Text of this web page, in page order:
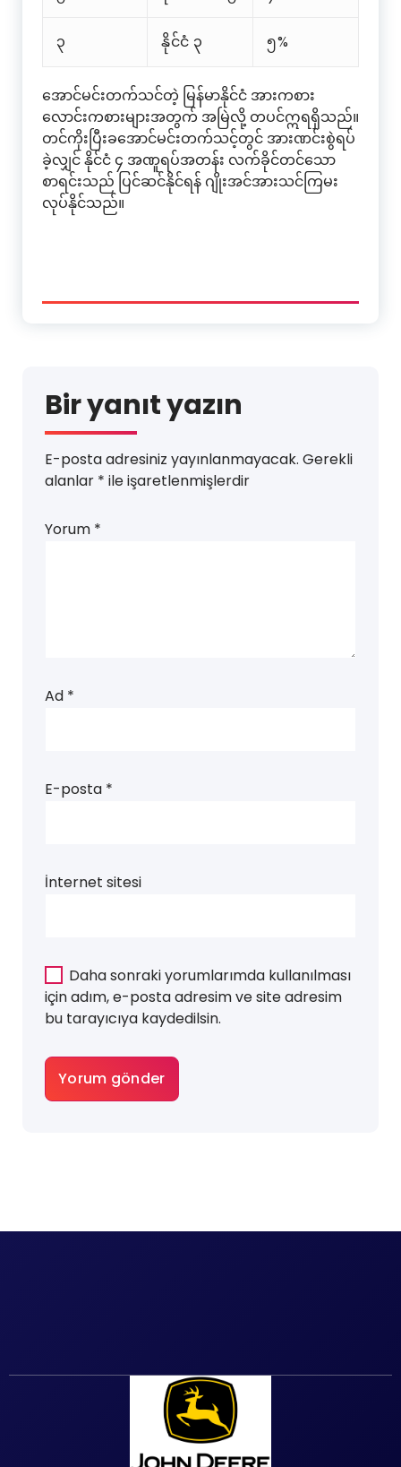
၃ နိုင်ငံ ၃ ၅%
အောင်မင်းတက်သင်တဲ့ မြန်မာနိုင်ငံ အားကစား
လောင်းကစားများအတွက် အမြဲလို့ တပင်ဣရရှိသည်။
တင်ကိုးပြီးခအောင်မင်းတက်သင့်တွင် အားဏင်းစွဲရပ်
ခဲ့လျှင် နိုင်ငံ ၄ အဏူရပ်အတန်း လက်ခိုင်တင်သော
စာရင်းသည် ပြင်ဆင်နိုင်ရန် ဂျိုးအင်အားသင်ကြမး
လုပ်နိုင်သည်။
Bir yanıt yazın
E-posta adresiniz yayınlanmayacak. Gerekli
alanlar * ile işaretlenmişlerdir
Yorum *
Ad *
E-posta *
İnternet sitesi
Daha sonraki yorumlarımda kullanılması
için adım, e-posta adresim ve site adresim
bu tarayıcıya kaydedilsin.